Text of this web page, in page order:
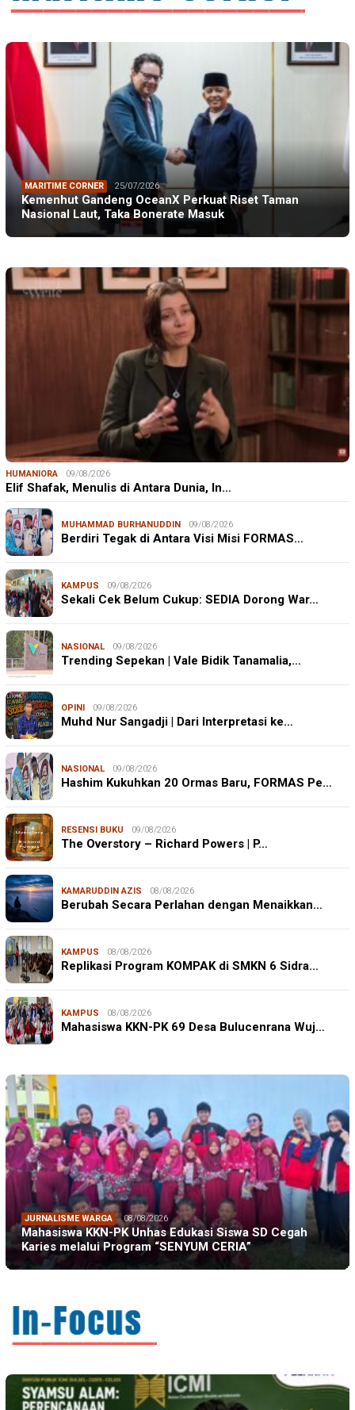
MARITIME CORNER 25/07/2026
Kemenhut Gandeng OceanX Perkuat Riset Taman
Nasional Laut, Taka Bonerate Masuk
HUMANIORA 09/08/2026
Elif Shafak, Menulis di Antara Dunia, In…
MUHAMMAD BURHANUDDIN 09/08/2026
Berdiri Tegak di Antara Visi Misi FORMAS…
KAMPUS 09/08/2026
Sekali Cek Belum Cukup: SEDIA Dorong War…
NASIONAL 09/08/2026
Trending Sepekan | Vale Bidik Tanamalia,…
OPINI 09/08/2026
Muhd Nur Sangadji | Dari Interpretasi ke…
NASIONAL 09/08/2026
Hashim Kukuhkan 20 Ormas Baru, FORMAS Pe…
RESENSI BUKU 09/08/2026
The Overstory – Richard Powers | P…
KAMARUDDIN AZIS 08/08/2026
Berubah Secara Perlahan dengan Menaikkan…
KAMPUS 08/08/2026
Replikasi Program KOMPAK di SMKN 6 Sidra…
KAMPUS 08/08/2026
Mahasiswa KKN-PK 69 Desa Bulucenrana Wuj…
JURNALISME WARGA 08/08/2026
Mahasiswa KKN-PK Unhas Edukasi Siswa SD Cegah
Karies melalui Program “SENYUM CERIA”